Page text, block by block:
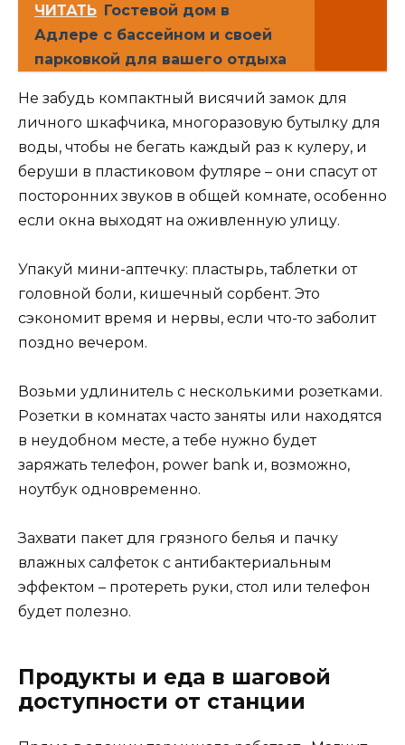
ЧИТАТЬ Гостевой дом в
Адлере с бассейном и своей
парковкой для вашего отдыха
Не забудь компактный висячий замок для
личного шкафчика, многоразовую бутылку для
воды, чтобы не бегать каждый раз к кулеру, и
беруши в пластиковом футляре – они спасут от
посторонних звуков в общей комнате, особенно
если окна выходят на оживленную улицу.
Упакуй мини-аптечку: пластырь, таблетки от
головной боли, кишечный сорбент. Это
сэкономит время и нервы, если что-то заболит
поздно вечером.
Возьми удлинитель с несколькими розетками.
Розетки в комнатах часто заняты или находятся
в неудобном месте, а тебе нужно будет
заряжать телефон, power bank и, возможно,
ноутбук одновременно.
Захвати пакет для грязного белья и пачку
влажных салфеток с антибактериальным
эффектом – протереть руки, стол или телефон
будет полезно.
Продукты и еда в шаговой
доступности от станции